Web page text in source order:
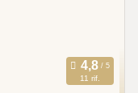
11 rif.